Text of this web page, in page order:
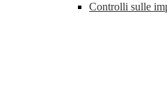
Controlli sulle